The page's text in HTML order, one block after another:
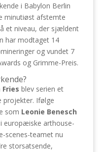
i Babylon Berlin
minutiøst afstemte
et niveau, der sjældent
har modtaget 14
og vundet 7
og Grimme-Preis.
Fries blev serien et
projekter. Ifølge
som Leonie Benesch
europæiske arthouse-
scenes-teamet nu
storsatsende,